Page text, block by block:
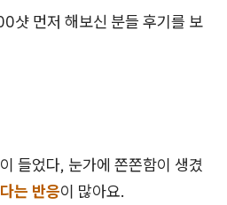
샷 먼저 해보신 분들 후기를 보
들었다, 눈가에 쫀쫀함이 생겼
는 반응이 많아요.